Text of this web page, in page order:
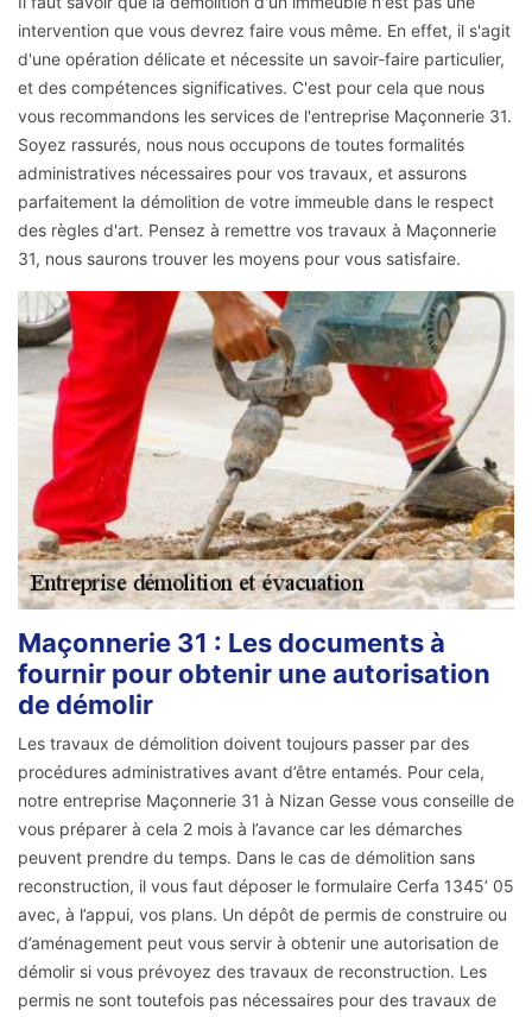
intervention que vous devrez faire vous même. En effet, il s'agit
d'une opération délicate et nécessite un savoir-faire particulier,
et des compétences significatives. C'est pour cela que nous
vous recommandons les services de l'entreprise Maçonnerie 31.
Soyez rassurés, nous nous occupons de toutes formalités
administratives nécessaires pour vos travaux, et assurons
parfaitement la démolition de votre immeuble dans le respect
des règles d'art. Pensez à remettre vos travaux à Maçonnerie
31, nous saurons trouver les moyens pour vous satisfaire.
Maçonnerie 31 : Les documents à
fournir pour obtenir une autorisation
de démolir
Les travaux de démolition doivent toujours passer par des
procédures administratives avant d’être entamés. Pour cela,
notre entreprise Maçonnerie 31 à Nizan Gesse vous conseille de
vous préparer à cela 2 mois à l’avance car les démarches
peuvent prendre du temps. Dans le cas de démolition sans
reconstruction, il vous faut déposer le formulaire Cerfa 1345’ 05
avec, à l’appui, vos plans. Un dépôt de permis de construire ou
d’aménagement peut vous servir à obtenir une autorisation de
démolir si vous prévoyez des travaux de reconstruction. Les
permis ne sont toutefois pas nécessaires pour des travaux de